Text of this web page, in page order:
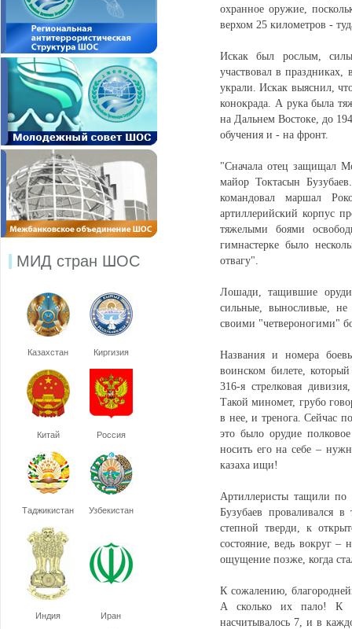
МИД стран ШОС
Казахстан Киргизия
Китай Россия
Таджикистан Узбекистан
Индия Иран
охранное оружие,
верхом 25 километров -
Искак был рослым,
участвовал в
украли. Искак выяснил,
конокрада. А рука была
на Дальнем Востоке, до
обучения и - на фронт.
"Сначала отец защищал
майор Токтасын
командовал маршал
артиллерийский корпус
тяжелыми боями
гимнастерке было
отвагу".
Лошади, тащившие
сильные, выносливые,
своими "четвероногими"
Названия и номера
воинском билете,
316-я стрелковая
Такой миномет, грубо
в нее, и тренога. Сейчас
это было орудие
носить его на себе –
казаха ищи!
Артиллеристы тащили по
Бузубаев проваливался
степной тверди, к
состояние, ведь вокруг
ощущение позже, когда
К сожалению,
А сколько их пало! К
насчитывалось 7, и в